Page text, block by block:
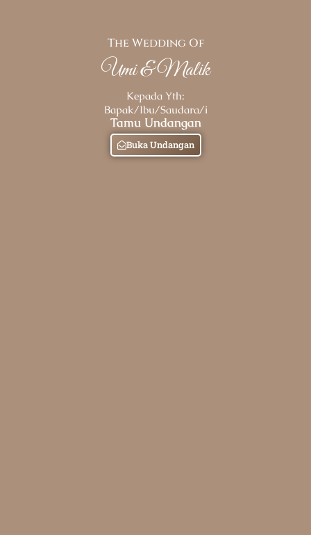
The Wedding Of
Umi & Malik
Kepada Yth:
Bapak/Ibu/Saudara/i
Tamu Undangan
Buka Undangan